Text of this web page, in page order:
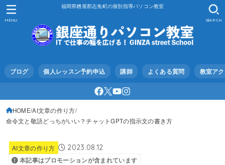
福岡県糟屋郡志免町の個別指導パソコン教室
ブログ 個人レッスン予約申込 講師 よくある質問 教室ア
SEARCH
MENU
HOME AI文章の作り方
命令文と敬語どっちがいい？チャットGPTの指示文の書き方
AI文章の作り方 2023.08.12
本記事はプロモーションが含まれています